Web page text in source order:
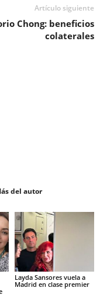
Artículo siguiente
Chong: beneficios
colaterales
del autor
Layda Sansores vuela a
Madrid en clase premier